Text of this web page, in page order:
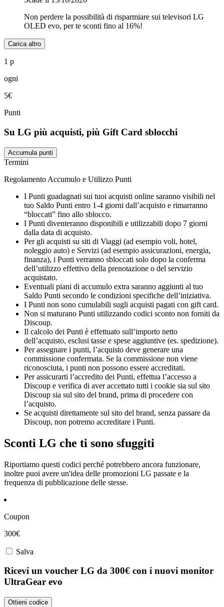
Non perdere la possibilità di risparmiare sui televisori LG
OLED evo, per te sconti fino al 16%!
Carica altro
1 p
ogni
5€
Punti
Su LG più acquisti, più Gift Card sblocchi
Accumula punti
Termini
Regolamento Accumulo e Utilizzo Punti
I Punti guadagnati sui tuoi acquisti online saranno visibili nel
tuo Saldo Punti entro 1-4 giorni dall’acquisto e rimarranno
“bloccati” fino allo sblocco.
I Punti diventeranno disponibili e utilizzabili dopo 7 giorni
dalla data di acquisto.
Per gli acquisti su siti di Viaggi (ad esempio voli, hotel,
noleggio auto) e Servizi (ad esempio assicurazioni, energia,
finanza), i Punti verranno sbloccati solo dopo la conferma
dell’utilizzo effettivo della prenotazione o del servizio
acquistato.
Eventuali piani di accumulo extra saranno aggiunti al tuo
Saldo Punti secondo le condizioni specifiche dell’iniziativa.
I Punti non sono cumulabili sugli acquisti pagati con gift card.
Non si maturano Punti utilizzando codici sconto non forniti da
Discoup.
Il calcolo dei Punti è effettuato sull’importo netto
dell’acquisto, esclusi tasse e spese aggiuntive (es. spedizione).
Per assegnare i punti, l’acquisto deve generare una
commissione confermata. Se la commissione non viene
riconosciuta, i punti non possono essere accreditati.
Per assicurarti l’accredito dei Punti, effettua l’accesso a
Discoup e verifica di aver accettato tutti i cookie sia sul sito
Discoup sia sul sito del brand, prima di procedere con
l’acquisto.
Se acquisti direttamente sul sito del brand, senza passare da
Discoup, non potremo accreditare i Punti.
Sconti LG che ti sono sfuggiti
Riportiamo questi codici perché potrebbero ancora funzionare,
inoltre puoi avere un'idea delle promozioni LG passate e la
frequenza di pubblicazione delle stesse.
Coupon
300€
Salva
Ricevi un voucher LG da 300€ con i nuovi monitor
UltraGear evo
Ottieni codice